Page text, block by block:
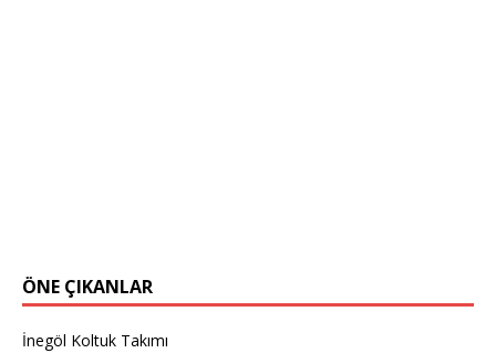
ÖNE ÇIKANLAR
İnegöl Koltuk Takımı